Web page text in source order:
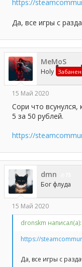
https://
Да, все игры с
MeMoS
Holy Забанен
15 Май 2020
Сори что всунулся,
5 за 50 рублей.
https://
dmn
Бог флуда
15 Май 2020
dronskm написал(а):
https://
Да, все игры с